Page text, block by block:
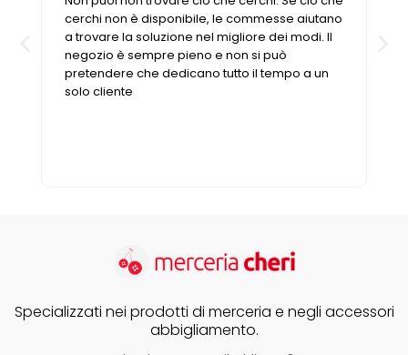
cerchi non è disponibile, le commesse aiutano
a trovare la soluzione nel migliore dei modi. Il
negozio è sempre pieno e non si può
pretendere che dedicano tutto il tempo a un
solo cliente
Specializzati nei prodotti di merceria e negli accessori
abbigliamento.